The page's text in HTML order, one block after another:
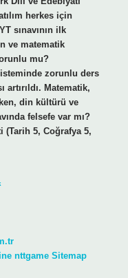
herkes için
sınavının ilk
ve matematik
mu?
zorunlu ders
artırıldı. Matematik,
din kültürü ve
felsefe var mı?
(Tarih 5, Coğrafya 5,
nttgame Sitemap